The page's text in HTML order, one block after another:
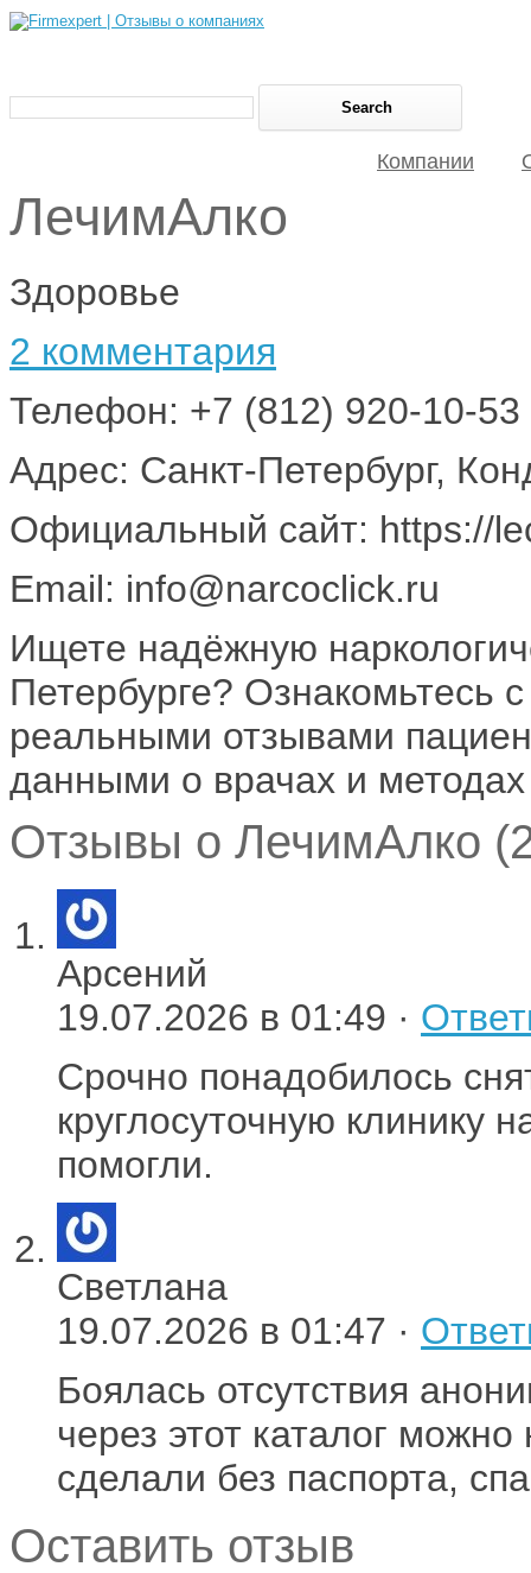
Компании
ЛечимАлко
Здоровье
2 комментария
Телефон: +7 (812) 920-10-53
Адрес: Санкт-Петербург,
Официальный сайт: https://
Email: info@narcoclick.ru
Ищете надёжную
Петербурге? Ознакомьтесь
реальными отзывами
данными о врачах и
Отзывы о ЛечимАлко
Арсений
19.07.2026 в 01:49 ·
Срочно понадобилось
круглосуточную клинику
помогли.
Светлана
19.07.2026 в 01:47 ·
Боялась отсутствия
через этот каталог
сделали без паспорта,
Оставить отзыв